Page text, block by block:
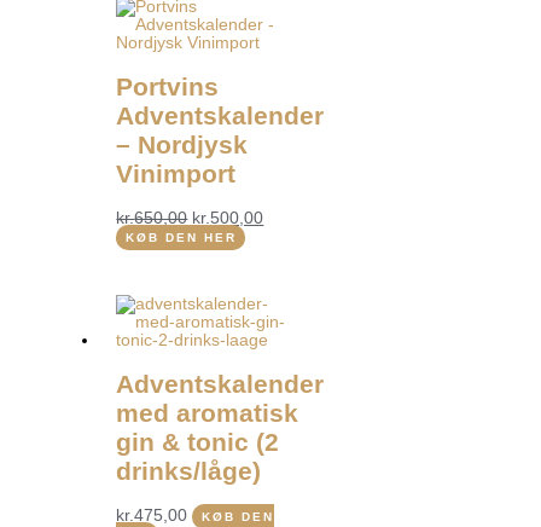
Portvins
Adventskalender
– Nordjysk
Vinimport
kr.650,00 kr.500,00
KØB DEN HER
Adventskalender
med aromatisk
gin & tonic (2
drinks/låge)
kr.475,00
KØB DEN